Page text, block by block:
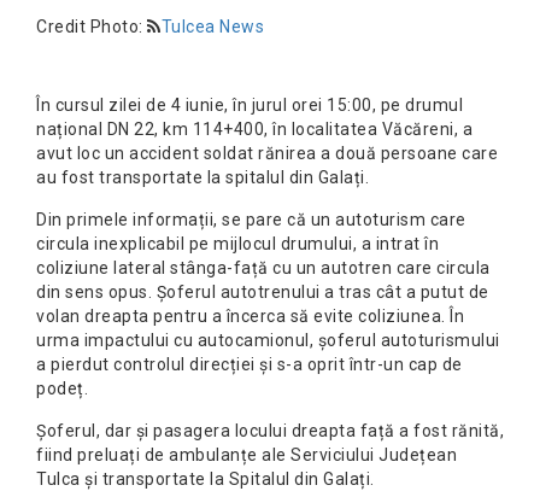
Credit Photo: Tulcea News
În cursul zilei de 4 iunie, în jurul orei 15:00, pe drumul
național DN 22, km 114+400, în localitatea Văcăreni, a
avut loc un accident soldat rănirea a două persoane care
au fost transportate la spitalul din Galați.
Din primele informații, se pare că un autoturism care
circula inexplicabil pe mijlocul drumului, a intrat în
coliziune lateral stânga-față cu un autotren care circula
din sens opus. Șoferul autotrenului a tras cât a putut de
volan dreapta pentru a încerca să evite coliziunea. În
urma impactului cu autocamionul, șoferul autoturismului
a pierdut controlul direcției și s-a oprit într-un cap de
podeț.
Șoferul, dar și pasagera locului dreapta față a fost rănită,
fiind preluați de ambulanțe ale Serviciului Județean
Tulca și transportate la Spitalul din Galați.